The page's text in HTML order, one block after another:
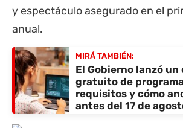
y espectáculo asegurado en el
anual.
MIRÁ TAMBIÉN:
El Gobierno lanzó un
gratuito de
requisitos y cómo
antes del 17 de